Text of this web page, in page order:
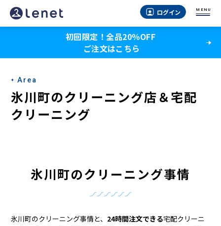
氷
川
の
ク
リ
ー
宅
ログイン MENU
初回限定！全品20％OFF
ご注文はこちら
Area
氷川町のクリーニング店＆宅配
クリーニング
氷川町のクリーニング事情
氷川町のクリーニング事情と、 24時間注文できる宅配クリーニ